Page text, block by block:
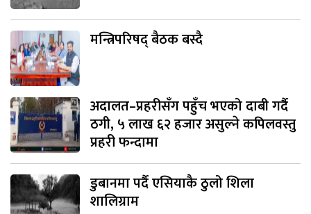
मन्त्रिपरिषद् बैठक बस्दै
अदालत–प्रहरीसँग पहुँच भएको दाबी गर्दै
ठगी, ५ लाख ६२ हजार असुल्ने कपिलवस्तु
प्रहरी फन्दामा
डुबानमा पर्दै एसियाकै ठुलो शिला
शालिग्राम